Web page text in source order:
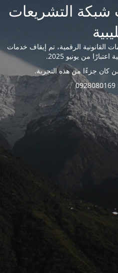
التشريعات
القانونية الرقمية، تم إيقاف خدمات
من يونيو 2025.
كان جزءًا من هذه التجربة.